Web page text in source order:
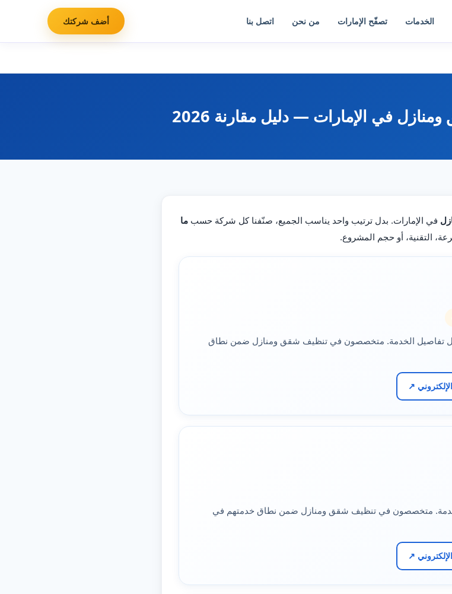
الخدمات تصفّح الإمارات من نحن اتصل بنا أضف شركتك
في الإمارات — دليل مقارنة 2026
في الإمارات. بدل ترتيب واحد يناسب الجميع، صنّفنا كل شركة حسب ما
التقنية، أو حجم المشروع.
تفاصيل الخدمة. متخصصون في تنظيف شقق ومنازل ضمن نطاق
↗
الخدمة. متخصصون في تنظيف شقق ومنازل ضمن نطاق خدمتهم في
↗